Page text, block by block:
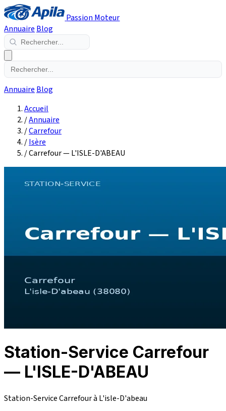
Passion Moteur
Annuaire Blog
Annuaire Blog
Accueil
/Annuaire
/Carrefour
/Isère
/Carrefour — L'ISLE-D'ABEAU
Station-Service Carrefour
— L'ISLE-D'ABEAU
Station-Service Carrefour à L'isle-D'abeau